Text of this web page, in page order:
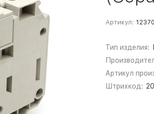
Артикул: 12370
Тип изделия:
Артикул
Штрихкод: